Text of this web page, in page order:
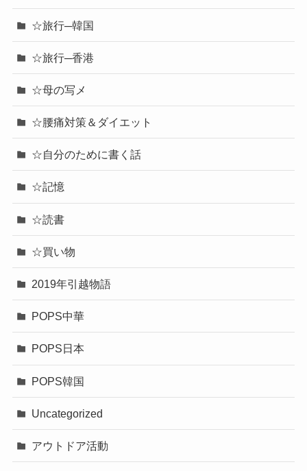
☆旅行─韓国
☆旅行─香港
☆母の写メ
☆腰痛対策＆ダイエット
☆自分のために書く話
☆記憶
☆読書
☆買い物
2019年引越物語
POPS中華
POPS日本
POPS韓国
Uncategorized
アウトドア活動